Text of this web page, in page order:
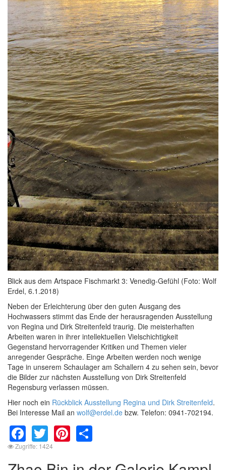
Blick aus dem Artspace Fischmarkt 3: Venedig-Gefühl (Foto: Wolf
Erdel, 6.1.2018)
Neben der Erleichterung über den guten Ausgang des
Hochwassers stimmt das Ende der herausragenden Ausstellung
von Regina und Dirk Streitenfeld traurig. Die meisterhaften
Arbeiten waren in ihrer intellektuellen Vielschichtigkeit
Gegenstand hervorragender Kritiken und Themen vieler
anregender Gespräche. Einge Arbeiten werden noch wenige
Tage in unserem Schaulager am Schallern 4 zu sehen sein, bevor
die Bilder zur nächsten Ausstellung von Dirk Streitenfeld
Regensburg verlassen müssen.
Hier noch ein Rückblick Ausstellung Regina und Dirk Streitenfeld.
Bei Interesse Mail an wolf@erdel.de bzw. Telefon: 0941-702194.
Facebook
TwitterPinterest
Zugriffe: 1424